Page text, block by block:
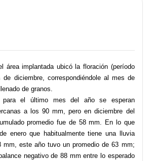
área implantada ubicó la floración (período
diciembre, correspondiéndole al mes de
de granos.
para el último mes del año se esperan
a los 90 mm, pero en diciembre del
promedio fue de 58 mm. En lo que
enero que habitualmente tiene una lluvia
mm, este año tuvo un promedio de 63 mm;
negativo de 88 mm entre lo esperado